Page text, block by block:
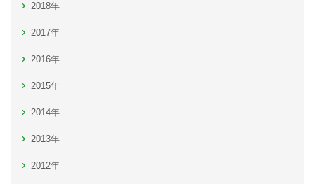
2018年
2017年
2016年
2015年
2014年
2013年
2012年